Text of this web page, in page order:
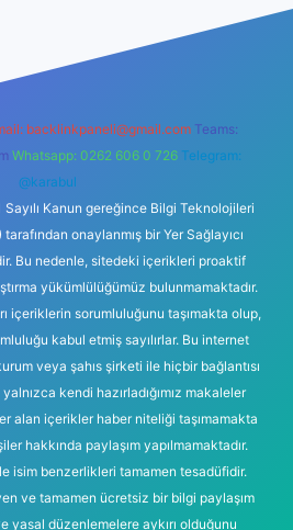
backlinkpaneli@gmail.com Teams:
Whatsapp: 0262 606 0 726 Telegram:
@karabul
Sayılı Kanun gereğince Bilgi Teknolojileri
onaylanmış bir Yer Sağlayıcı
Bu nedenle, sitedeki içerikleri proaktif
yükümlülüğümüz bulunmamaktadır.
içeriklerin sorumluluğunu taşımakta olup,
kabul etmiş sayılırlar. Bu internet
veya şahıs şirketi ile hiçbir bağlantısı
kendi hazırladığımız makaleler
alan içerikler haber niteliği taşımamakta
hakkında paylaşım yapılmamaktadır.
isim benzerlikleri tamamen tesadüfidir.
ve tamamen ücretsiz bir bilgi paylaşım
yasal düzenlemelere aykırı olduğunu